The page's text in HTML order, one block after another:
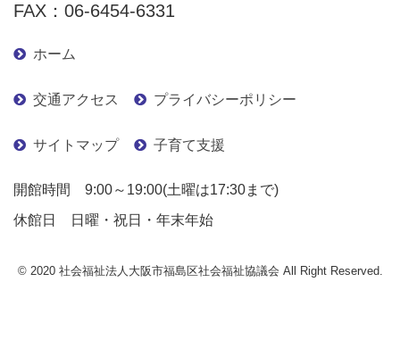
FAX：06-6454-6331
ホーム
交通アクセス プライバシーポリシー
サイトマップ 子育て支援
開館時間 9:00～19:00(土曜は17:30まで)
休館日 日曜・祝日・年末年始
© 2020 社会福祉法人大阪市福島区社会福祉協議会 All Right Reserved.